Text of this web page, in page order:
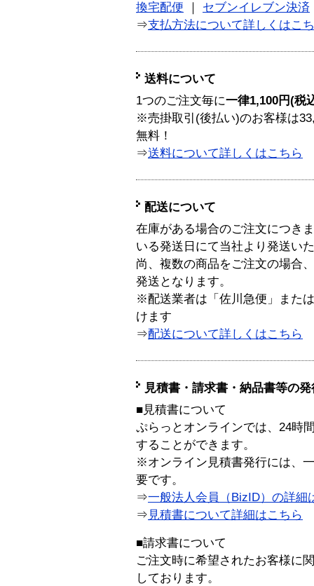
換宅配便
セブンイレブン決済
⇒支払方法について詳しくはこ
送料について
1つのご注文毎に一律1,100円(税
※売掛取引(後払い)のお客様は
無料！
⇒送料について詳しくはこちら
配送について
在庫がある場合のご注文につき
いる発送日にて当社より発送い
尚、複数の商品をご注文の場合
発送となります。
※配送業者は「佐川急便」また
けます
⇒配送について詳しくはこちら
見積書・請求書・納品書等の
■見積書について
ぷらっとオンラインでは、24時
することができます。
※オンライン見積書発行には、
要です。
⇒一般法人会員（BizID）の詳細
⇒ 見積書について詳細はこちら
■請求書について
ご注文時に希望されたお客様に
しております。